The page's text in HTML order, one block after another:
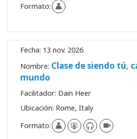
BUSCAR
Formato:
Fecha: 13 nov. 2026
Nombre: Clase de siendo tú,
mundo
Facilitador: Dain Heer
Ubicación: Rome, Italy
Formato: